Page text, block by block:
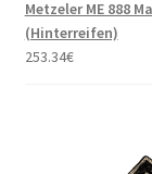
Metzeler ME 888
(Hinterreifen)
253.34€